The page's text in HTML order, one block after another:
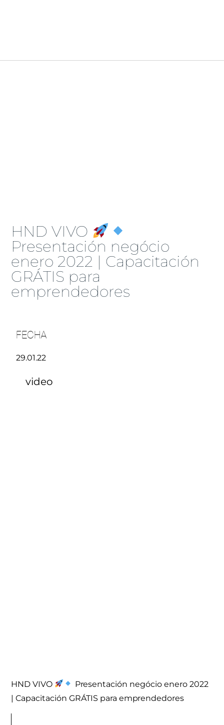
HND VIVO
Presentación negócio
enero 2022 | Capacitación
GRÁTIS para
emprendedores
FECHA
29.01.22
video
HND VIVO
Presentación negócio enero 2022
| Capacitación GRÁTIS para emprendedores